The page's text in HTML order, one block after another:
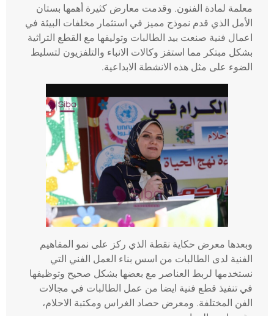
معلمة لمادة الفنون. وقدمت معارض كثيرة أهمها بستان
الأمل الذي قدم نموذج مميز في استثمار مخلفات البيئة في
اعمال فنية صنعت بيد الطالبات وتوليفها مع القطع التراثية
بشكل مبتكر مما استفز وكالات الانباء والتلفزيون لتسليط
الضوء على مثل هذه الانشطة الابداعية.
وبعدها معرض حكاية نقطة الذي ركز على نمو المفاهيم
الفنية لدى الطالبات من اسس بناء العمل الفني التي
نستخدمها لربط العناصر مع بعضها بشكل صحيح وتوظيفها
في تنفيذ قطع فنية ايضا من عمل الطالبات في مجالات
الفن المختلفة. ومعرض حصاد الغراس ومكتبة الاحلام،